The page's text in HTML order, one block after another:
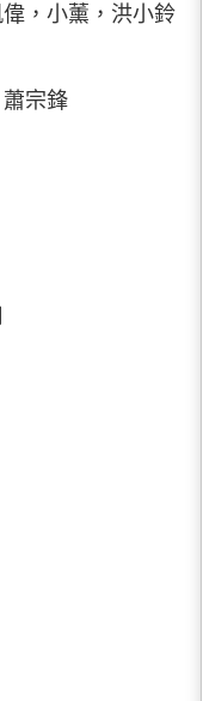
偉，小薰，洪小鈴
蕭宗鋒